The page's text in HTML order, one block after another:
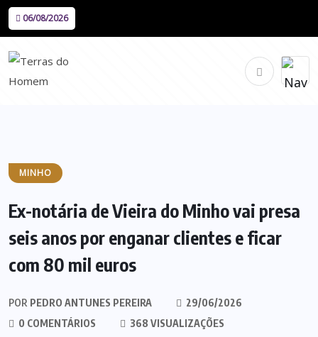
06/08/2026
MINHO
Ex-notária de Vieira do Minho vai presa
seis anos por enganar clientes e ficar
com 80 mil euros
POR PEDRO ANTUNES PEREIRA
29/06/2026
0 COMENTÁRIOS
368 VISUALIZAÇÕES